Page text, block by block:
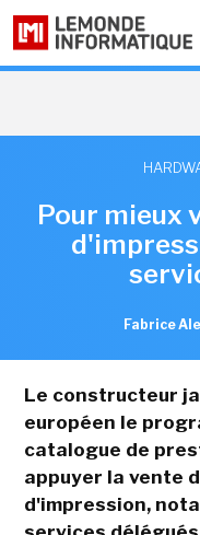
Pour mieux
Fabrice
Le constructeur
européen le
catalogue de
appuyer la vente
d'impression,